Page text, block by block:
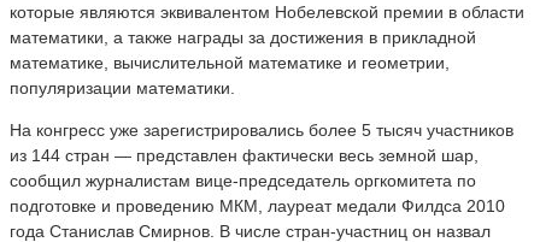
которые являются эквивалентом Нобелевской премии в области
математики, а также награды за достижения в прикладной
математике, вычислительной математике и геометрии,
популяризации математики.
На конгресс уже зарегистрировались более 5 тысяч участников
из 144 стран — представлен фактически весь земной шар,
сообщил журналистам вице-председатель оргкомитета по
подготовке и проведению МКМ, лауреат медали Филдса 2010
года Станислав Смирнов. В числе стран-участниц он назвал